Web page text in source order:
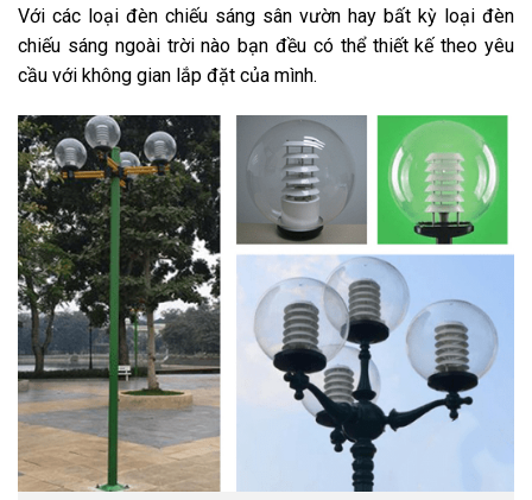
Với các loại đèn chiếu sáng sân vườn hay bất kỳ loại đèn
chiếu sáng ngoài trời nào bạn đều có thể thiết kế theo yêu
cầu với không gian lắp đặt của mình.